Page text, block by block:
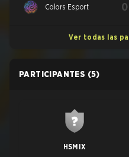
Colors Esport 0
Ver todas las
PARTICIPANTES (5)
HSMIX